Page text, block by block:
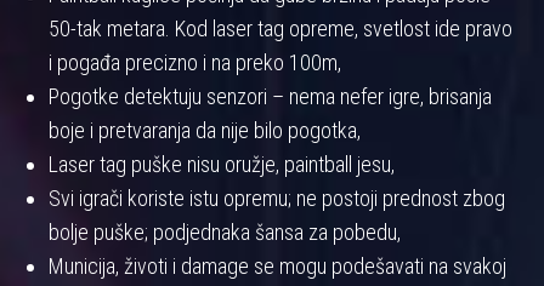
50-tak metara. Kod laser tag opreme, svetlost ide pravo
i pogađa precizno i na preko 100m,
Pogotke detektuju senzori – nema nefer igre, brisanja
boje i pretvaranja da nije bilo pogotka,
Laser tag puške nisu oružje, paintball jesu,
Svi igrači koriste istu opremu; ne postoji prednost zbog
bolje puške; podjednaka šansa za pobedu,
Municija, životi i damage se mogu podešavati na svakoj